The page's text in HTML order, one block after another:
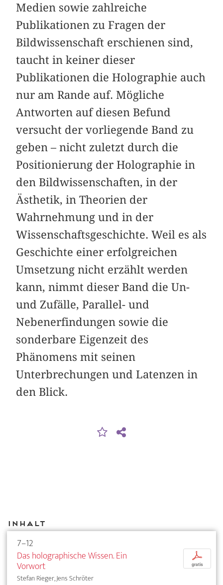
Medien sowie zahlreiche
Publikationen zu Fragen der
Bildwissenschaft erschienen sind,
taucht in keiner dieser
Publikationen die Holographie auch
nur am Rande auf. Mögliche
Antworten auf diesen Befund
versucht der vorliegende Band zu
geben – nicht zuletzt durch die
Positionierung der Holographie in
den Bildwissenschaften, in der
Ästhetik, in Theorien der
Wahrnehmung und in der
Wissenschaftsgeschichte. Weil es als
Geschichte einer erfolgreichen
Umsetzung nicht erzählt werden
kann, nimmt dieser Band die Un-
und Zufälle, Parallel- und
Nebenerfindungen sowie die
sonderbare Eigenzeit des
Phänomens mit seinen
Unterbrechungen und Latenzen in
den Blick.
Inhalt
7–12
Das holographische Wissen. Ein
Vorwort
Stefan Rieger, Jens Schröter
p
gratis